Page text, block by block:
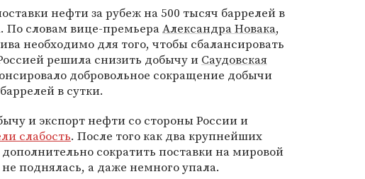
нефти за рубеж на 500 тысяч баррелей в
По словам вице-премьераАлександра Новака,
необходимо для того, чтобы сбалансировать
решила снизить добычу и Саудовская
добровольное сокращение добычи
в сутки.
и экспорт нефти со стороны России и
слабость. После того как два крупнейших
сократить поставки на мировой
поднялась, а даже немного упала.